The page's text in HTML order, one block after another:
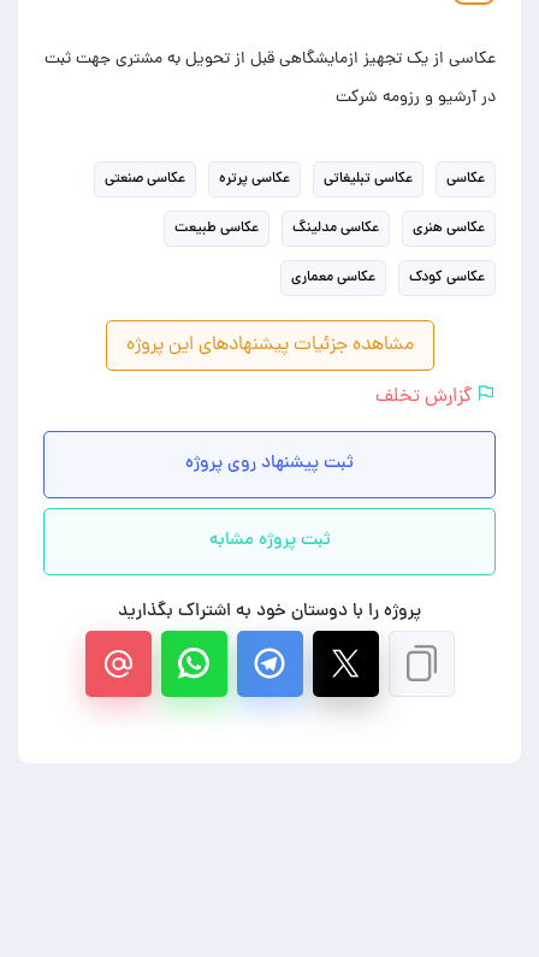
عکاسی از یک تجهیز ازمایشگاهی قبل از تحویل به مشتری جهت ثبت
در آرشیو و رزومه شرکت
عکاسی عکاسی تبلیغاتی عکاسی پرتره عکاسی صنعتی
عکاسی هنری عکاسی مدلینگ عکاسی طبیعت
عکاسی کودک عکاسی معماری
مشاهده جزئیات پیشنهادهای این پروژه
گزارش تخلف
ثبت پیشنهاد روی پروژه
ثبت پروژه مشابه
پروژه را با دوستان خود به اشتراک بگذارید